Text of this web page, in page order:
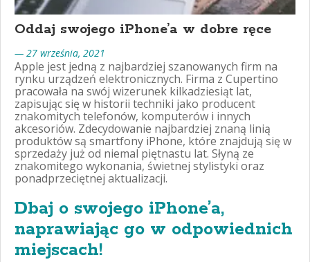
Oddaj swojego iPhone’a w dobre ręce
— 27 września, 2021
Apple jest jedną z najbardziej szanowanych firm na
rynku urządzeń elektronicznych. Firma z Cupertino
pracowała na swój wizerunek kilkadziesiąt lat,
zapisując się w historii techniki jako producent
znakomitych telefonów, komputerów i innych
akcesoriów. Zdecydowanie najbardziej znaną linią
produktów są smartfony iPhone, które znajdują się w
sprzedaży już od niemal piętnastu lat. Słyną ze
znakomitego wykonania, świetnej stylistyki oraz
ponadprzeciętnej aktualizacji.
Dbaj o swojego iPhone’a,
naprawiając go w odpowiednich
miejscach!